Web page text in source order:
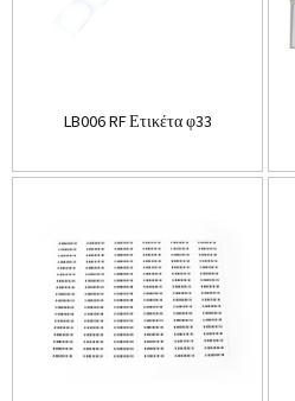
LB006 RF Ετικέτα φ33